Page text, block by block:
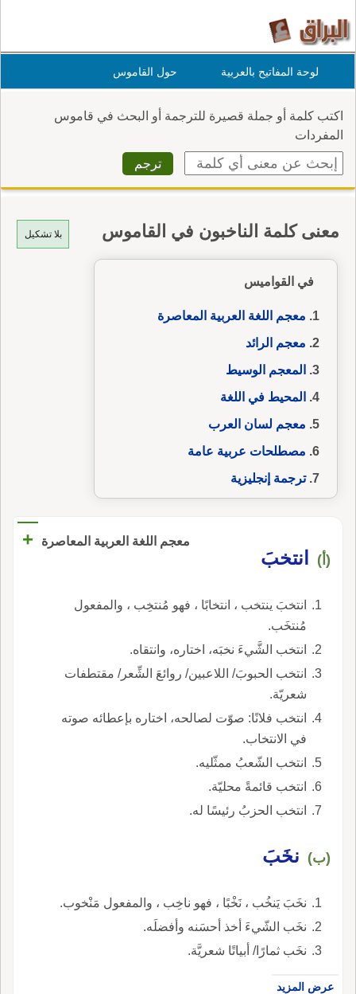
لوحة المفاتيح بالعربية حول القاموس
اكتب كلمة أو جملة قصيرة للترجمة أو البحث في قاموس
المفردات
بلا تشكيل معنى كلمة الناخبون في القاموس
في القواميس
معجم اللغة العربية المعاصرة
معجم الرائد
المعجم الوسيط
المحيط في اللغة
معجم لسان العرب
مصطلحات عربية عامة
ترجمة إنجليزية
معجم اللغة العربية المعاصرة +
(أ) انتخبَ
انتخبَ ينتخب ، انتخابًا ، فهو مُنتخِب ، والمفعول
مُنتخَب.
انتخب الشَّيءَ نخبَه، اختاره، وانتقاه.
انتخب الحبوبَ/ اللاعبين/ روائعَ الشِّعر/ مقتطفات
شعريّة.
انتخب فلانًا: صوّت لصالحه، اختاره بإعطائه صوته
في الانتخاب.
انتخب الشّعبُ ممثّليه.
انتخب قائمةً محليّة.
انتخب الحزبُ رئيسًا له.
(ب) نخَبَ
نخَبَ يَنخُب ، نَخْبًا ، فهو ناخِب ، والمفعول مَنْخوب.
نخَب الشّيءَ أخذ أحسَنه وأفضلَه.
نخَب ثمارًا/ أبياتًا شعريَّة.
عرض المزيد